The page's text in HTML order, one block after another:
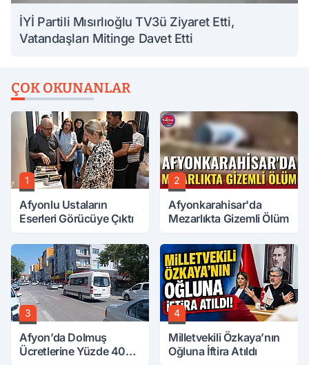
İYİ Partili Mısırlıoğlu TV3ü Ziyaret Etti,
Vatandaşları Mitinge Davet Etti
ÇOK OKUNANLAR
1
Afyonlu Ustaların
Eserleri Görücüye Çıktı
2
Afyonkarahisar'da
Mezarlıkta Gizemli Ölüm
3
Afyon’da Dolmuş
Ücretlerine Yüzde 40
4
Milletvekili Özkaya’nın
Oğluna İftira Atıldı